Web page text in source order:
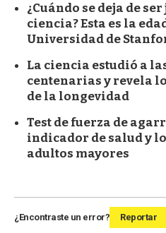
¿Cuándo se deja de
ciencia? Esta es la
Universidad de
La ciencia estudió a
centenarias y revela
de la longevidad
Test de fuerza de
indicador de salud y
adultos mayores
¿Encontraste un error? Reportar